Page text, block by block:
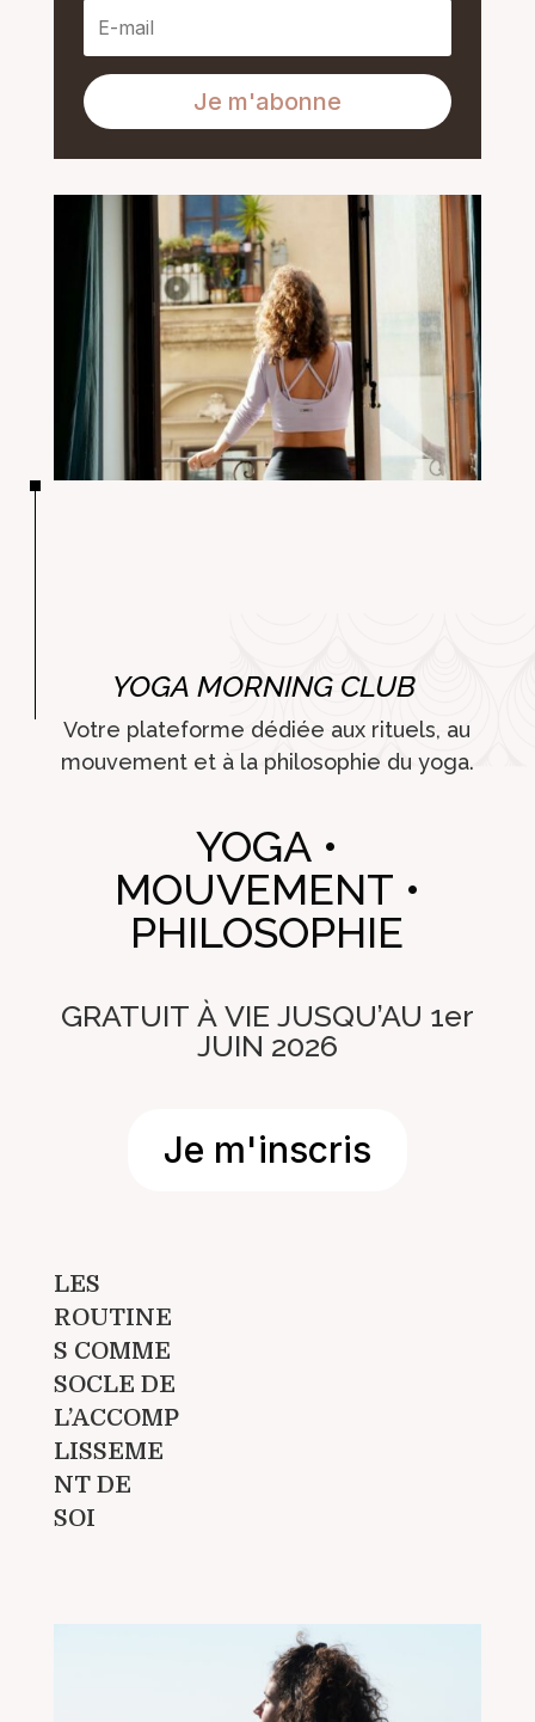
Je m'abonne
YOGA MORNING CLUB
Votre plateforme dédiée aux rituels, au
mouvement et à la philosophie du yoga.
YOGA •
MOUVEMENT •
PHILOSOPHIE
GRATUIT À VIE JUSQU’AU 1er
JUIN 2026
Je m'inscris
LES
ROUTINE
S COMME
SOCLE DE
L’ACCOMP
LISSEME
NT DE
SOI